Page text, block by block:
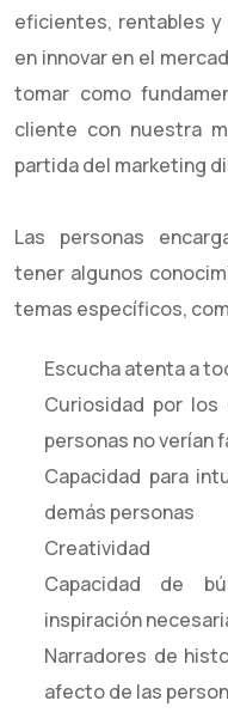
eficientes, rentables y
en innovar en el
tomar como
cliente con nuestra
partida del marketing
Las personas
tener algunos
temas específicos,
Escucha atenta a
Curiosidad por
personas no verían
Capacidad para
demás personas
Creatividad
Capacidad de
inspiración
Narradores de
afecto de las